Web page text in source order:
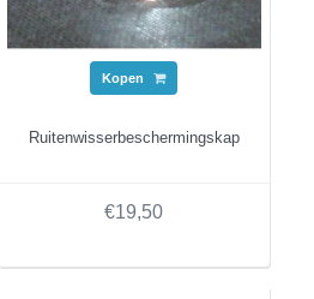
Kopen
Ruitenwisserbeschermingskap
€19,50